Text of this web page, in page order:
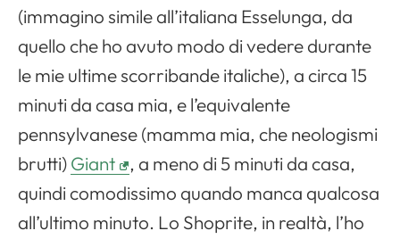
(immagino simile all’italiana Esselunga, da
quello che ho avuto modo di vedere durante
le mie ultime scorribande italiche), a circa 15
minuti da casa mia, e l’equivalente
pennsylvanese (mamma mia, che neologismi
brutti)Giant
, a meno di 5 minuti da casa,
quindi comodissimo quando manca qualcosa
all’ultimo minuto. Lo Shoprite, in realtà, l’ho